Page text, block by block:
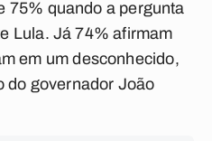
75% quando a pergunta
Lula. Já 74% afirmam
em um desconhecido,
do governador João